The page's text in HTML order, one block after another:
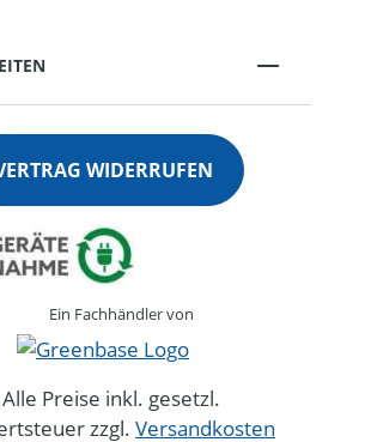
WIDERRUFEN
Ein Fachhändler von
Preise inkl. gesetzl.
zzgl. Versandkosten